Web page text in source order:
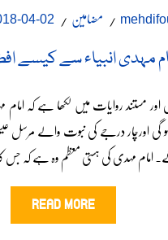
مضامین 02-04-2018
مہدی انبیاء سے کیسے
مستند روایات میں لکھا ہے کہ امام
اورچار درجے کی نبوت والے مرسل
امام مہدی کی ہستی معظم وہ ہے کہ جس
READ MORE